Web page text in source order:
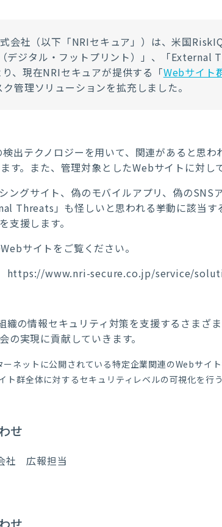
会社（以下「NRIセキュア」）は、米国
ジタル・フットプリント）」、「External
、現在NRIセキュアが提供する「Webサイト
管理ソリューションを拡充しました。
出テクノロジーを用いて、関連があると思わ
す。また、管理対象としたWebサイトに対し
ングサイト、偽のモバイルアプリ、偽のSNS
Threats」も怪しいと思われる挙動に該当す
支援します。
サイトをご覧ください。
https://www.nri-secure.co.jp/service/
織の情報セキュリティ対策を支援するさまざ
実現に貢献していきます。
ネットに公開されている特定企業関連のWebサイ
ト群全体に対するセキュリティレベルの可視化を行
せ
社 広報担当